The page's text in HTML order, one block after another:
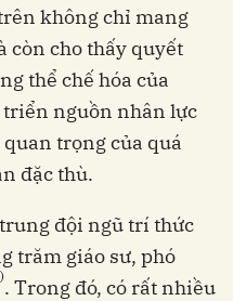
không chỉ mang
còn cho thấy quyết
thể chế hóa của
nguồn nhân lực
trọng của quá
đặc thù.
đội ngũ trí thức
trăm giáo sư, phó
. Trong đó, có rất nhiều